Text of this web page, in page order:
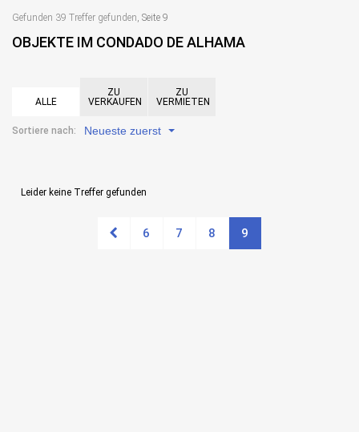
Gefunden 39 Treffer gefunden, Seite 9
OBJEKTE IM CONDADO DE ALHAMA
ALLE
ZU
VERKAUFEN
ZU
VERMIETEN
Sortiere nach: Neueste zuerst
Leider keine Treffer gefunden
6 7 8 9